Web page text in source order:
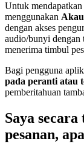
Untuk
menggunakan
dengan akses
audio/bunyi dengan
menerima timbul
Bagi pengguna
pada peranti atau
pemberitahuan
Saya
pesanan,